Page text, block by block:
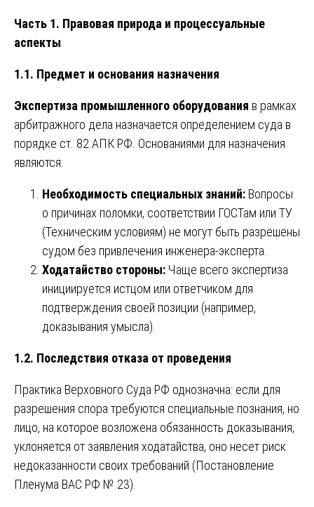
Часть 1. Правовая природа и процессуальные
аспекты
1.1. Предмет и основания назначения
Экспертиза промышленного оборудования в рамках
арбитражного дела назначается определением суда в
порядке ст. 82 АПК РФ. Основаниями для назначения
являются:
Необходимость специальных знаний: Вопросы
о причинах поломки, соответствии ГОСТам или ТУ
(Техническим условиям) не могут быть разрешены
судом без привлечения инженера-эксперта.
Ходатайство стороны: Чаще всего экспертиза
инициируется истцом или ответчиком для
подтверждения своей позиции (например,
доказывания умысла).
1.2. Последствия отказа от проведения
Практика Верховного Суда РФ однозначна: если для
разрешения спора требуются специальные познания, но
лицо, на которое возложена обязанность доказывания,
уклоняется от заявления ходатайства, оно несет риск
недоказанности своих требований (Постановление
Пленума ВАС РФ № 23).